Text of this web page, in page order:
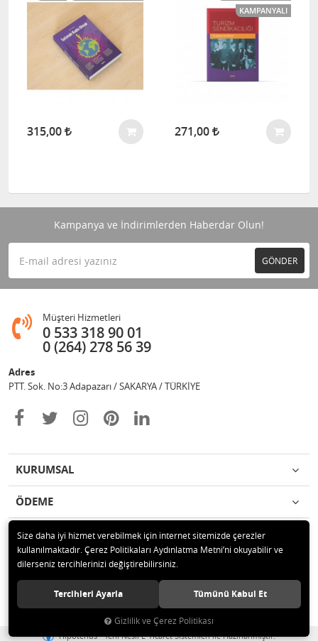
315,00
KAMPANYALI
271,00
Kampanya ve İndirimlerden Haberdar Olun!
GÖNDER
Müşteri Hizmetleri
0 533 318 90 01
0 (264) 278 56 39
Adres
PTT. Sok. No:3 Adapazarı / SAKARYA / TÜRKİYE
KURUMSAL
ÖDEME
İLETİŞİM
© 2020 Değişim Yayınları Tüm hakları saklıdır.
Hipotenüs Yeni Nesil E-Ticaret Sistemleri ile Hazırlanmıştır.
Size daha iyi hizmet verebilmek için internet sitemizde çerezler
kullanılmaktadır. Çerez Politikaları Aydınlatma Metni’ni okuyabilir ve
dilerseniz tercihlerinizi değiştirebilirsiniz.
Tercihleri Ayarla Tümünü Kabul Et
Gizlilik ve Çerez Politikası